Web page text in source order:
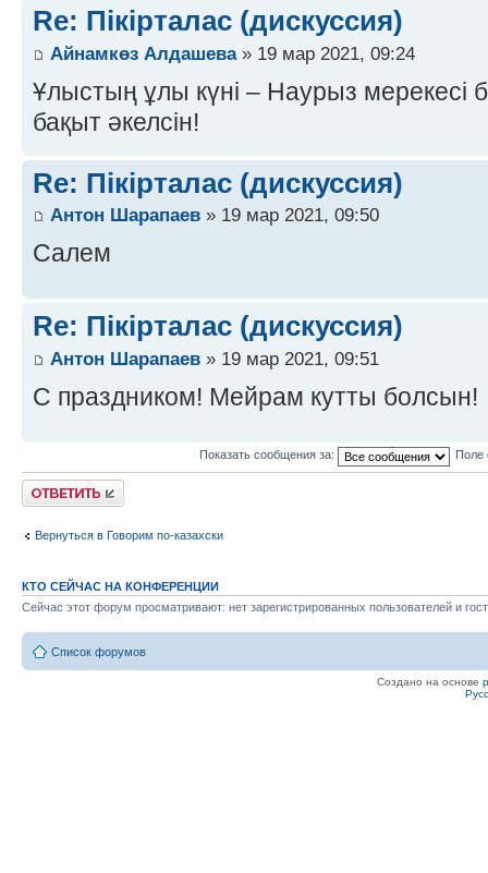
Re: Пікірталас (дискуссия)
Айнамкөз Алдашева» 19 мар 2021, 09:24
Ұлыстың ұлы күні – Наурыз мерекесі
бақыт әкелсін!
Re: Пікірталас (дискуссия)
Антон Шарапаев » 19 мар 2021, 09:50
Салем
Re: Пікірталас (дискуссия)
Антон Шарапаев » 19 мар 2021, 09:51
С праздником! Мейрам кутты болсын!
Показать сообщения за: Поле
Ответить
Вернуться в Говорим по-казахски
КТО СЕЙЧАС НА КОНФЕРЕНЦИИ
Сейчас этот форум просматривают: нет зарегистрированных пользователей и
Список форумов
Создано на основе